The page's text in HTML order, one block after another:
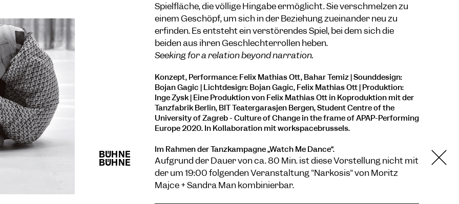
Spielfläche, die völlige Hingabe ermöglicht. Sie verschmelzen zu
einem Geschöpf, um sich in der Beziehung zueinander neu zu
erfinden. Es entsteht ein verstörendes Spiel, bei dem sich die
beiden aus ihren Geschlechterrollen heben.
Seeking for a relation beyond narration.
Konzept, Performance: Felix Mathias Ott, Bahar Temiz | Sounddesign:
Bojan Gagic | Lichtdesign: Bojan Gagic, Felix Mathias Ott | Produktion:
Inge Zysk | Eine Produktion von Felix Mathias Ott in Koproduktion mit der
Tanzfabrik Berlin, BIT Teatergarasjen Bergen, Student Centre of the
University of Zagreb - Culture of Change in the frame of APAP-Performing
Europe 2020. In Kollaboration mit workspacebrussels.
Im Rahmen der Tanzkampagne „Watch Me Dance“.
Aufgrund der Dauer von ca. 80 Min. ist diese Vorstellung nicht mit
der um 19:00 folgenden Veranstaltung "Narkosis" von Moritz
Majce + Sandra Man kombinierbar.